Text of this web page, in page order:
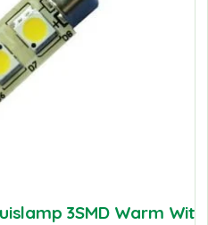
3SMD Warm Wit